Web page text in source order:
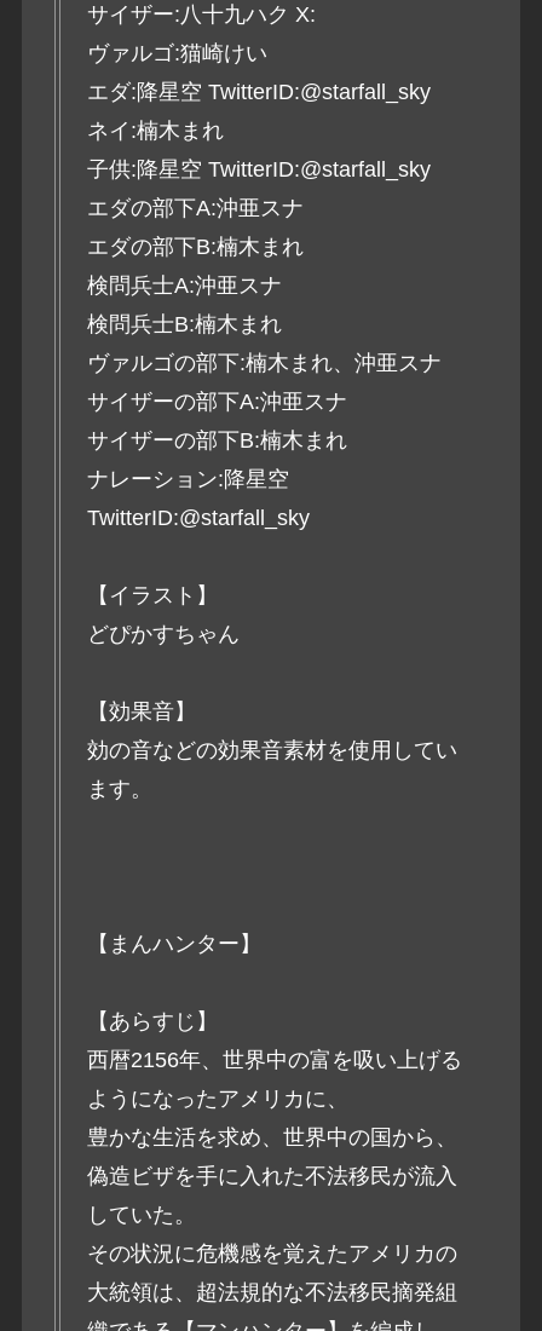
サイザー:八十九ハク X:
ヴァルゴ:猫崎けい
エダ:降星空 TwitterID:@starfall_sky
ネイ:楠木まれ
子供:降星空 TwitterID:@starfall_sky
エダの部下A:沖亜スナ
エダの部下B:楠木まれ
検問兵士A:沖亜スナ
検問兵士B:楠木まれ
ヴァルゴの部下:楠木まれ、沖亜スナ
サイザーの部下A:沖亜スナ
サイザーの部下B:楠木まれ
ナレーション:降星空
TwitterID:@starfall_sky
【イラスト】
どぴかすちゃん
【効果音】
効の音などの効果音素材を使用してい
ます。
【まんハンター】
【あらすじ】
西暦2156年、世界中の富を吸い上げる
ようになったアメリカに、
豊かな生活を求め、世界中の国から、
偽造ビザを手に入れた不法移民が流入
していた。
その状況に危機感を覚えたアメリカの
大統領は、超法規的な不法移民摘発組